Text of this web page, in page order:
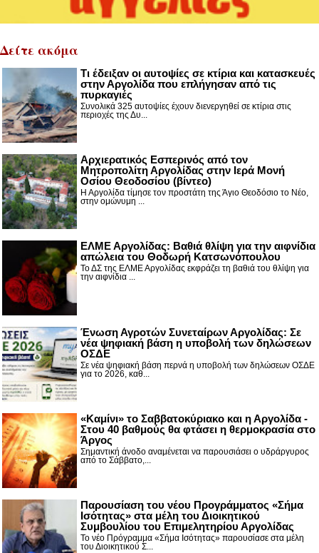
Δείτε ακόμα
Τι έδειξαν οι αυτοψίες σε κτίρια και κατασκευές
στην Αργολίδα που επλήγησαν από τις
πυρκαγιές
Συνολικά 325 αυτοψίες έχουν διενεργηθεί σε κτίρια στις
περιοχές της Δυ...
Αρχιερατικός Εσπερινός από τον
Μητροπολίτη Αργολίδας στην Ιερά Μονή
Οσίου Θεοδοσίου (βίντεο)
Η Αργολίδα τίμησε τον προστάτη της Άγιο Θεοδόσιο το Νέο,
στην ομώνυμη ...
ΕΛΜΕ Αργολίδας: Βαθιά θλίψη για την αιφνίδια
απώλεια του Θοδωρή Κατσωνόπουλου
Το ΔΣ της ΕΛΜΕ Αργολίδας εκφράζει τη βαθιά του θλίψη για
την αιφνίδια ...
Ένωση Αγροτών Συνεταίρων Αργολίδας: Σε
νέα ψηφιακή βάση η υποβολή των δηλώσεων
ΟΣΔΕ
Σε νέα ψηφιακή βάση περνά η υποβολή των δηλώσεων ΟΣΔΕ
για το 2026, καθ...
«Καμίνι» το Σαββατοκύριακο και η Αργολίδα -
Στου 40 βαθμούς θα φτάσει η θερμοκρασία στο
Άργος
Σημαντική άνοδο αναμένεται να παρουσιάσει ο υδράργυρος
από το Σάββατο,...
Παρουσίαση του νέου Προγράμματος «Σήμα
Ισότητας» στα μέλη του Διοικητικού
Συμβουλίου του Επιμελητηρίου Αργολίδας
Το νέο Πρόγραμμα «Σήμα Ισότητας» παρουσίασε στα μέλη
του Διοικητικού Σ...